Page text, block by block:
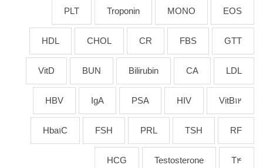
EOS
MONO
Troponin
PLT
GTT
FBS
CR
CHOL
HDL
LDL
CA
Bilirubin
BUN
VitD
VitB12
HIV
PSA
IgA
HBV
RF
TSH
PRL
FSH
Hba1C
T4
Testosterone
HCG